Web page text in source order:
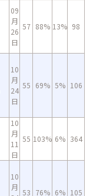
09
月
26
日
57 88% 13% 98
10
月
24
日
55 69% 5% 106
10
月
11
日
55 103% 6% 364
10
月
53 76% 6% 105